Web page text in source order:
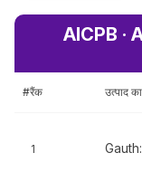
AICPB ·
#रैंक उत्पाद
1